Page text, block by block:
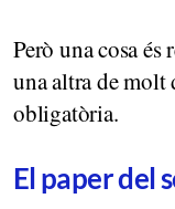
Però una cosa és
una altra de
obligatòria.
El paper del